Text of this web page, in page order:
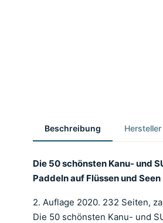
Beschreibung Hersteller
Die 50 schönsten Kanu- und
Paddeln auf Flüssen und Seen
2. Auflage 2020. 232 Seiten,
Die 50 schönsten Kanu- und